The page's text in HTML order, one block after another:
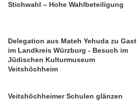
Stichwahl – Hohe Wahlbeteiligung
Delegation aus Mateh Yehuda zu Gast
im Landkreis Würzburg - Besuch im
Jüdischen Kulturmuseum
Veitshöchheim
Veitshöchheimer Schulen glänzen